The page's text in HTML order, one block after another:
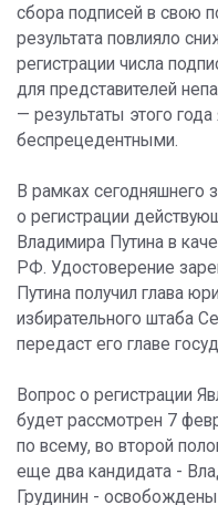
сбора подписей в свою
результата повлияло
регистрации числа
для представителей
— результаты этого
беспрецедентными.
В рамках сегодняшнего
о регистрации
Владимира Путина в
РФ. Удостоверение
Путина получил глава
избирательного штаба
передаст его главе
Вопрос о регистрации
будет рассмотрен 7
по всему, во второй
еще два кандидата -
Грудинин -